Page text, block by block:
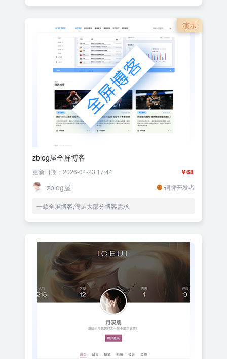
演示
zblog屋全屏博客
￥68
更新日期：2026-04-23 17:44
zblog屋 铜牌开发者
一款全屏博客,满足大部分博客需求